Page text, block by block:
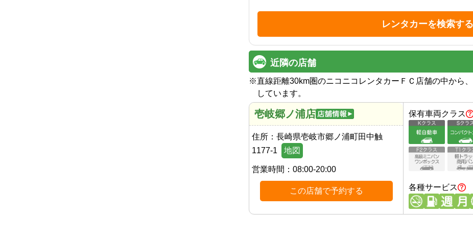
レンタカーを検索する
近隣の店舗
※直線距離30km圏のニコニコレンタカーＦＣ店舗の中から
しています。
壱岐郷ノ浦店
住所： 長崎県壱岐市郷ノ浦町田中触
1177-1
地図
営業時間： 08:00-20:00
この店舗で予約する
保有車両クラス
各種サービス